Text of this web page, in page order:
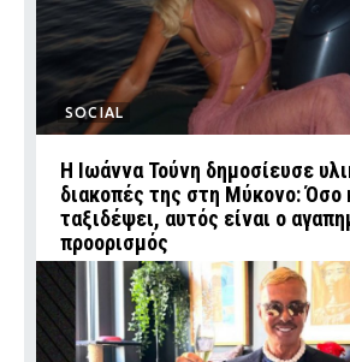
SOCIAL
Η Ιωάννα Τούνη δημοσίευσε
διακοπές της στη Μύκονο: Όσο
ταξιδέψει, αυτός είναι ο
προορισμός